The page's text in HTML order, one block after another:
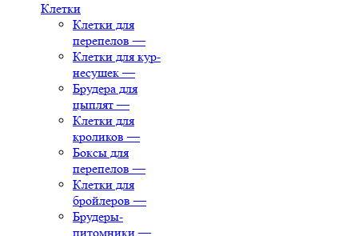
Клетки
Клетки для
перепелов —
Клетки для кур-
несушек —
Брудера для
цыплят —
Клетки для
кроликов —
Боксы для
перепелов —
Клетки для
бройлеров —
Брудеры-
питомники —